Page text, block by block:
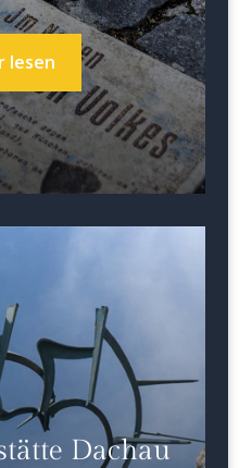
lesen
Dachau